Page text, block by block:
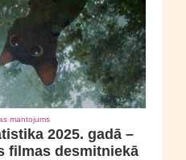
mantojums
2025. gadā –
filmas desmitniekā